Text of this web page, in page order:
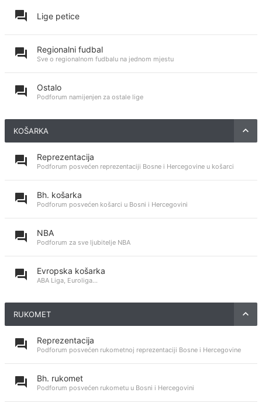
Lige petice
Regionalni fudbal
Sve o regionalnom fudbalu na jednom mjestu
Ostalo
Podforum namijenjen za ostale lige
KOŠARKA
Reprezentacija
Podforum posvećen reprezentaciji Bosne i Hercegovine u košarci
Bh. košarka
Podforum posvećen košarci u Bosni i Hercegovini
NBA
Podforum za sve ljubitelje NBA
Evropska košarka
ABA Liga, Euroliga...
RUKOMET
Reprezentacija
Podforum posvećen rukometnoj reprezentaciji Bosne i Hercegovine
Bh. rukomet
Podforum posvećen rukometu u Bosni i Hercegovini